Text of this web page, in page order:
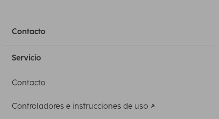
Contacto
Servicio
Contacto
Controladores e instrucciones de uso